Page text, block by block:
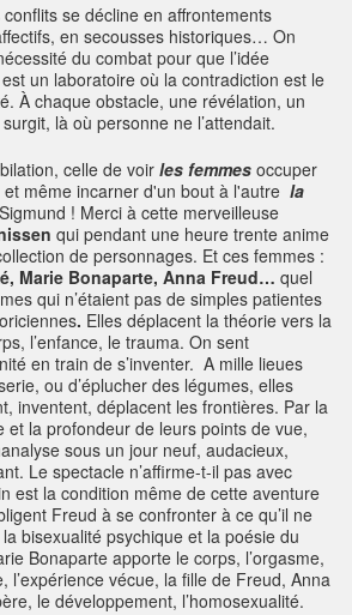
se décline en affrontements
en secousses historiques… On
du combat pour que l’idée
est un laboratoire où la contradiction est le
À chaque obstacle, une révélation, un
là où personne ne l’attendait.
celle de voir les femmes occuper
même incarner d'un bout à l'autre la
! Merci à cette merveilleuse
qui pendant une heure trente anime
de personnages. Et ces femmes :
Marie Bonaparte, Anna Freud… quel
qui n’étaient pas de simples patientes
. Elles déplacent la théorie vers la
l’enfance, le trauma. On sent
en train de s’inventer. A mille lieues
ou d’éplucher des légumes, elles
inventent, déplacent les frontières. Par la
et la profondeur de leurs points de vue,
sous un jour neuf, audacieux,
Le spectacle n’affirme-t-il pas avec
est la condition même de cette aventure
Freud à se confronter à ce qu’il ne
bisexualité psychique et la poésie du
Bonaparte apporte le corps, l’orgasme,
l’expérience vécue, la fille de Freud, Anna
le développement, l’homosexualité.